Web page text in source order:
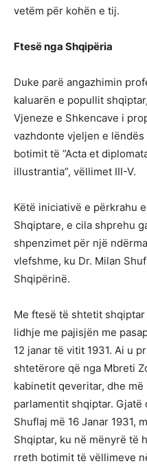
vetëm për kohën e tij.
Ftesë nga Shqipëria
Duke parë angazhimin
kaluarën e popullit
Vjeneze e Shkencave i
vazhdonte vjeljen e
botimit të ”Acta et
illustrantia”, vëllimet III-V.
Këtë iniciativë e përkrahu
Shqiptare, e cila shprehu
shpenzimet për një
vlefshme, ku Dr. Milan
Shqipërinë.
Me ftesë të shtetit
lidhje me pajisjën me
12 janar të vitit 1931. Ai u
shtetërore që nga Mbreti
kabinetit qeveritar, dhe
parlamentit shqiptar.
Shuflaj më 16 Janar 1931,
Shqiptar, ku në mënyrë të
rreth botimit të vëllimeve